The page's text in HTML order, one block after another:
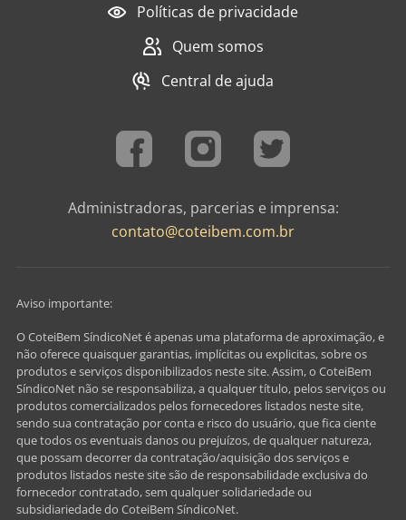
Políticas de privacidade
Quem somos
Central de ajuda
Administradoras, parcerias e imprensa:
contato@coteibem.com.br
Aviso importante:
O CoteiBem SíndicoNet é apenas uma plataforma de aproximação, e
não oferece quaisquer garantias, implícitas ou explicitas, sobre os
produtos e serviços disponibilizados neste site. Assim, o CoteiBem
SíndicoNet não se responsabiliza, a qualquer título, pelos serviços ou
produtos comercializados pelos fornecedores listados neste site,
sendo sua contratação por conta e risco do usuário, que fica ciente
que todos os eventuais danos ou prejuízos, de qualquer natureza,
que possam decorrer da contratação/aquisição dos serviços e
produtos listados neste site são de responsabilidade exclusiva do
fornecedor contratado, sem qualquer solidariedade ou
subsidiariedade do CoteiBem SíndicoNet.